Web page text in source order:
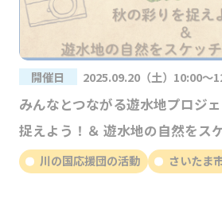
開催日 2025.09.20（土）10:00～
みんなとつながる遊水地プロジ
捉えよう！＆ 遊水地の自然をス
川の国応援団の活動 さいたま